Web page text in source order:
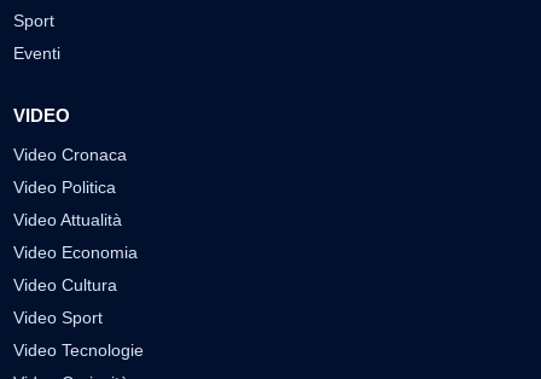
Sport
Eventi
VIDEO
Video Cronaca
Video Politica
Video Attualità
Video Economia
Video Cultura
Video Sport
Video Tecnologie